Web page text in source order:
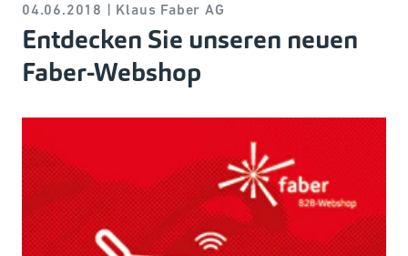
04.06.2018 | Klaus Faber AG
Entdecken Sie unseren neuen
Faber-Webshop